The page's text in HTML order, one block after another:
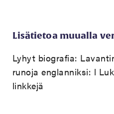
Lisätietoa muualla
Lyhyt biografia:
runoja englanniksi: l
linkkejä